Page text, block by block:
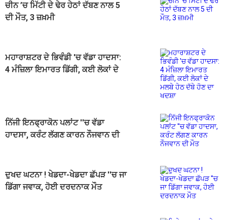
ਚੀਨ ’ਚ ਮਿੱਟੀ ਦੇ ਢੇਰ ਹੇਠਾਂ ਦੱਬਣ ਨਾਲ 5
ਦੀ ਮੌਤ, 3 ਜ਼ਖ਼ਮੀ
ਮਹਾਰਾਸ਼ਟਰ ਦੇ ਭਿਵੰਡੀ 'ਚ ਵੱਡਾ ਹਾਦਸਾ:
4 ਮੰਜ਼ਿਲਾ ਇਮਾਰਤ ਡਿੱਗੀ, ਕਈ ਲੋਕਾਂ ਦੇ
ਨਿੱਜੀ ਇਨਫ੍ਰਾਕੋਨ ਪਲਾਂਟ ''ਚ ਵੱਡਾ
ਹਾਦਸਾ, ਕਰੰਟ ਲੱਗਣ ਕਾਰਨ ਨੌਜਵਾਨ ਦੀ
ਦੁਖਦ ਘਟਨਾ ! ਖੇਡਦਾ-ਖੇਡਦਾ ਛੱਪੜ ''ਚ ਜਾ
ਡਿੱਗਾ ਜਵਾਕ, ਹੋਈ ਦਰਦਨਾਕ ਮੌਤ